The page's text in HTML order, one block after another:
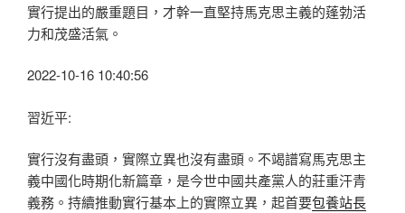
實行提出的嚴重題目，才幹一直堅持馬克思主義的蓬勃活
力和茂盛活氣。
2022-10-16 10:40:56
習近平:
實行沒有盡頭，實際立異也沒有盡頭。不竭譜寫馬克思主
義中國化時期化新篇章，是今世中國共產黨人的莊重汗青
義務。持續推動實行基本上的實際立異，起首要包養站長